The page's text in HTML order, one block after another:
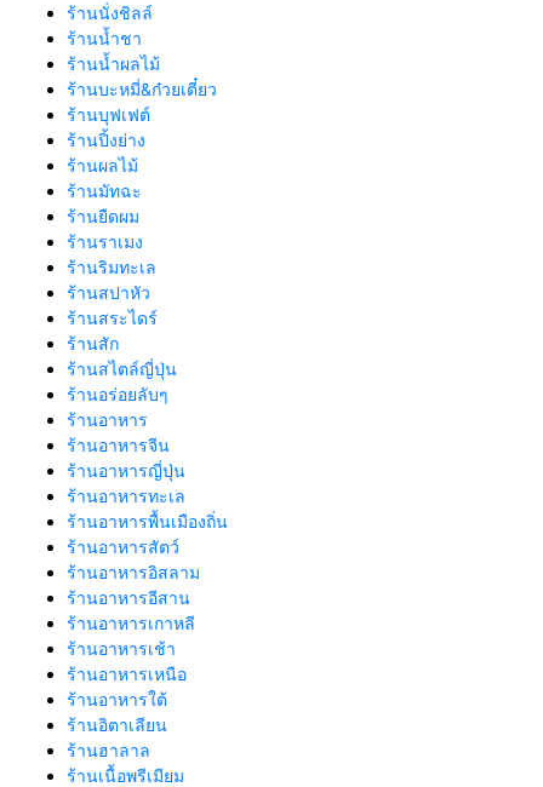
ร้านนั่งชิลล์
ร้านน้ำชา
ร้านน้ำผลไม้
ร้านบะหมี่&ก๋วยเตี๋ยว
ร้านบุฟเฟต์
ร้านปิ้งย่าง
ร้านผลไม้
ร้านมัทฉะ
ร้านยืดผม
ร้านราเมง
ร้านริมทะเล
ร้านสปาหัว
ร้านสระไดร์
ร้านสัก
ร้านสไตล์ญี่ปุ่น
ร้านอร่อยลับๆ
ร้านอาหาร
ร้านอาหารจีน
ร้านอาหารญี่ปุ่น
ร้านอาหารทะเล
ร้านอาหารพื้นเมืองถิ่น
ร้านอาหารสัตว์
ร้านอาหารอิสลาม
ร้านอาหารอีสาน
ร้านอาหารเกาหลี
ร้านอาหารเช้า
ร้านอาหารเหนือ
ร้านอาหารใต้
ร้านอิตาเลียน
ร้านฮาลาล
ร้านเนื้อพรีเมียม